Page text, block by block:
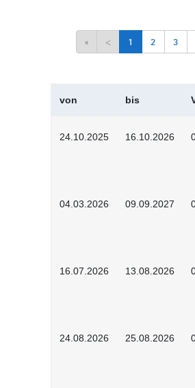
« < 1 2 3
von bis
24.10.2025 16.10.2026
04.03.2026 09.09.2027
16.07.2026 13.08.2026
24.08.2026 25.08.2026